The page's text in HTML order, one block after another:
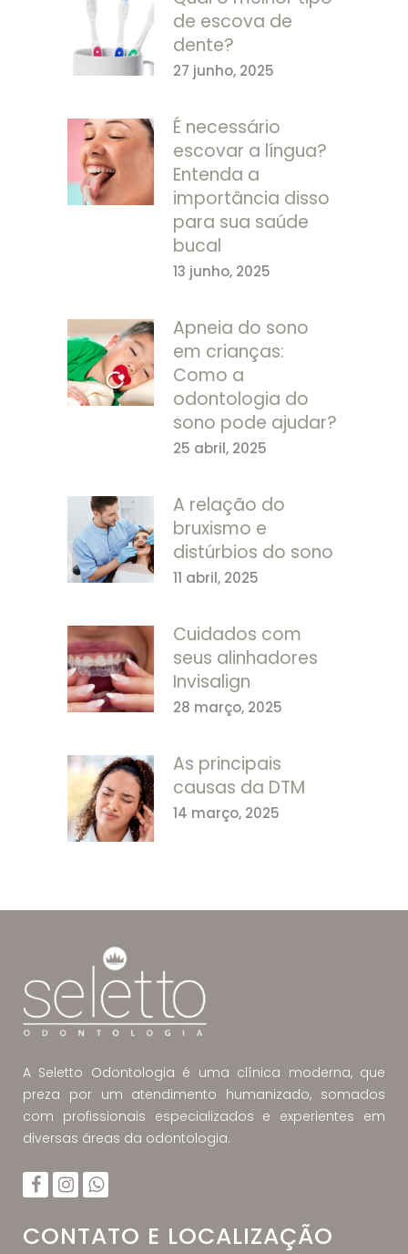
de escova de
dente?
27 junho, 2025
É necessário
escovar a língua?
Entenda a
importância disso
para sua saúde
bucal
13 junho, 2025
Apneia do sono
em crianças:
Como a
odontologia do
sono pode ajudar?
25 abril, 2025
A relação do
bruxismo e
distúrbios do sono
11 abril, 2025
Cuidados com
seus alinhadores
Invisalign
28 março, 2025
As principais
causas da DTM
14 março, 2025
A Seletto Odontologia é uma clínica moderna, que
preza por um atendimento humanizado, somados
com profissionais especializados e experientes em
diversas áreas da odontologia.
CONTATO E LOCALIZAÇÃO